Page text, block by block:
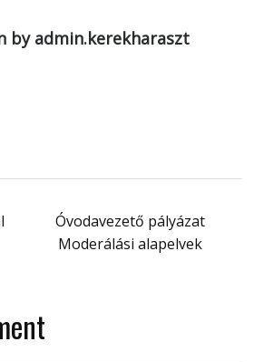
by admin.kerekharaszt
Óvodavezető pályázat
Moderálási alapelvek